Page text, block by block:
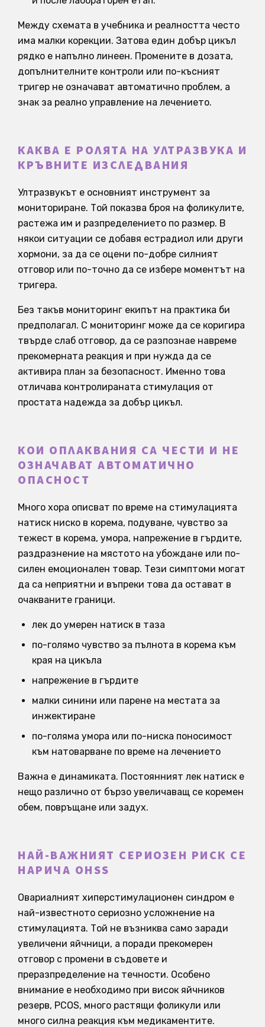
Между схемата в учебника и реалността често
има малки корекции. Затова един добър цикъл
рядко е напълно линеен. Промените в дозата,
допълнителните контроли или по-късният
тригер не означават автоматично проблем, а
знак за реално управление на лечението.
КАКВА Е РОЛЯТА НА УЛТРАЗВУКА И
КРЪВНИТЕ ИЗСЛЕДВАНИЯ
Ултразвукът е основният инструмент за
мониториране. Той показва броя на фоликулите,
растежа им и разпределението по размер. В
някои ситуации се добавя естрадиол или други
хормони, за да се оцени по-добре силният
отговор или по-точно да се избере моментът на
тригера.
Без такъв мониторинг екипът на практика би
предполагал. С мониторинг може да се коригира
твърде слаб отговор, да се разпознае навреме
прекомерната реакция и при нужда да се
активира план за безопасност. Именно това
отличава контролираната стимулация от
простата надежда за добър цикъл.
КОИ ОПЛАКВАНИЯ СА ЧЕСТИ И НЕ
ОЗНАЧАВАТ АВТОМАТИЧНО
ОПАСНОСТ
Много хора описват по време на стимулацията
натиск ниско в корема, подуване, чувство за
тежест в корема, умора, напрежение в гърдите,
раздразнение на мястото на убождане или по-
силен емоционален товар. Тези симптоми могат
да са неприятни и въпреки това да остават в
очакваните граници.
лек до умерен натиск в таза
по-голямо чувство за пълнота в корема към
края на цикъла
напрежение в гърдите
малки синини или парене на местата за
инжектиране
по-голяма умора или по-ниска поносимост
към натоварване по време на лечението
Важна е динамиката. Постоянният лек натиск е
нещо различно от бързо увеличаващ се коремен
обем, повръщане или задух.
НАЙ-ВАЖНИЯТ СЕРИОЗЕН РИСК СЕ
НАРИЧА OHSS
Овариалният хиперстимулационен синдром е
най-известното сериозно усложнение на
стимулацията. Той не възниква само заради
увеличени яйчници, а поради прекомерен
отговор с промени в съдовете и
преразпределение на течности. Особено
внимание е необходимо при висок яйчников
резерв, PCOS, много растящи фоликули или
много силна реакция към медикаментите.